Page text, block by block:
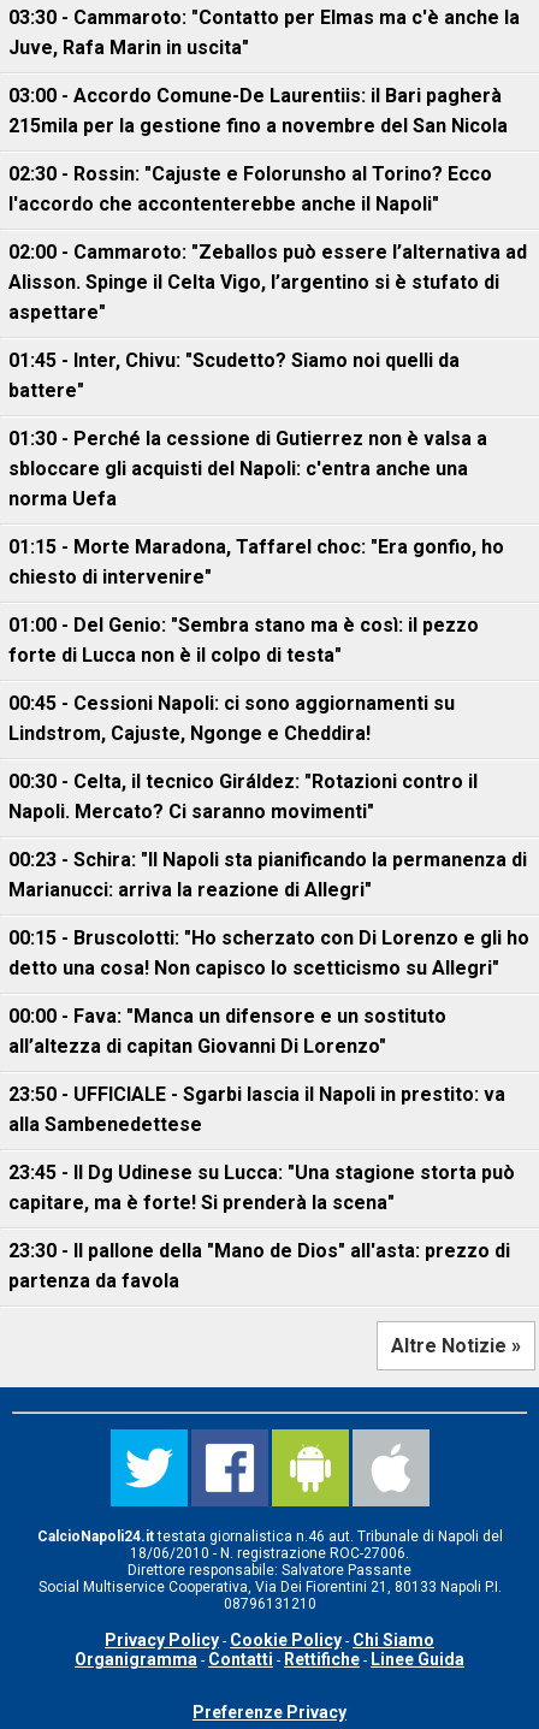
03:30 - Cammaroto: "Contatto per Elmas ma c'è anche la
Juve, Rafa Marin in uscita"
03:00 - Accordo Comune-De Laurentiis: il Bari pagherà
215mila per la gestione fino a novembre del San Nicola
02:30 - Rossin: "Cajuste e Folorunsho al Torino? Ecco
l'accordo che accontenterebbe anche il Napoli"
02:00 - Cammaroto: "Zeballos può essere l’alternativa ad
Alisson. Spinge il Celta Vigo, l’argentino si è stufato di
aspettare"
01:45 - Inter, Chivu: "Scudetto? Siamo noi quelli da
battere"
01:30 - Perché la cessione di Gutierrez non è valsa a
sbloccare gli acquisti del Napoli: c'entra anche una
norma Uefa
01:15 - Morte Maradona, Taffarel choc: "Era gonfio, ho
chiesto di intervenire"
01:00 - Del Genio: "Sembra stano ma è così: il pezzo
forte di Lucca non è il colpo di testa"
00:45 - Cessioni Napoli: ci sono aggiornamenti su
Lindstrom, Cajuste, Ngonge e Cheddira!
00:30 - Celta, il tecnico Giráldez: "Rotazioni contro il
Napoli. Mercato? Ci saranno movimenti"
00:23 - Schira: "Il Napoli sta pianificando la permanenza di
Marianucci: arriva la reazione di Allegri"
00:15 - Bruscolotti: "Ho scherzato con Di Lorenzo e gli ho
detto una cosa! Non capisco lo scetticismo su Allegri"
00:00 - Fava: "Manca un difensore e un sostituto
all’altezza di capitan Giovanni Di Lorenzo"
23:50 - UFFICIALE - Sgarbi lascia il Napoli in prestito: va
alla Sambenedettese
23:45 - Il Dg Udinese su Lucca: "Una stagione storta può
capitare, ma è forte! Si prenderà la scena"
23:30 - Il pallone della "Mano de Dios" all'asta: prezzo di
partenza da favola
Altre Notizie »
CalcioNapoli24.ittestata giornalistica n.46 aut. Tribunale di Napoli del
18/06/2010 - N. registrazione ROC-27006.
Direttore responsabile: Salvatore Passante
Social Multiservice Cooperativa, Via Dei Fiorentini 21, 80133 Napoli P.I.
08796131210
Privacy Policy - Cookie Policy - Chi Siamo
Organigramma - Contatti - Rettifiche - Linee Guida
Preferenze Privacy